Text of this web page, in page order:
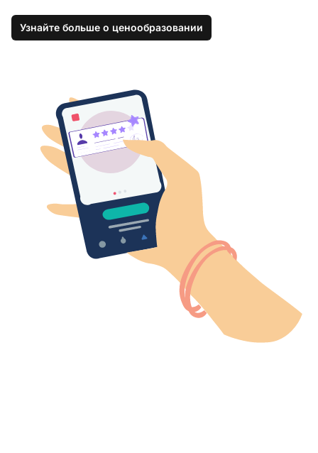
Узнайте больше о ценообразовании